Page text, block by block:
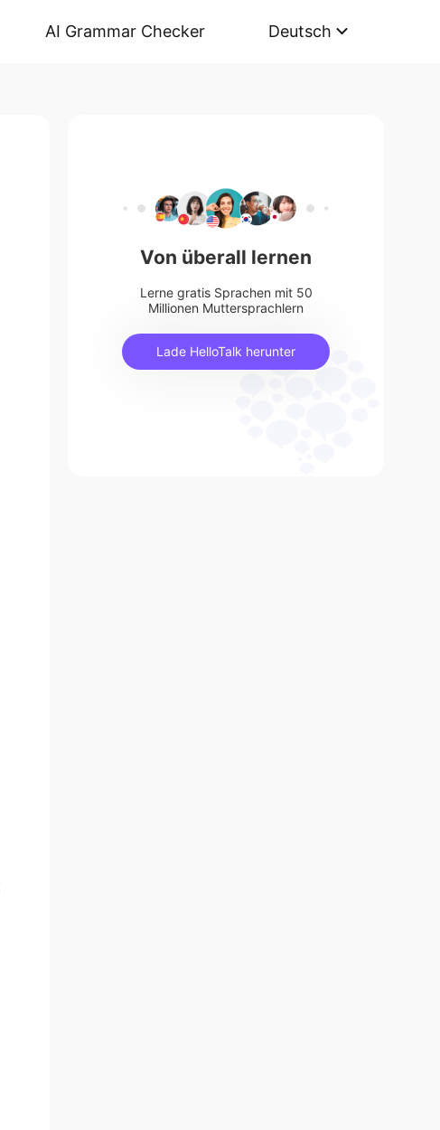
AI Grammar Checker Deutsch
Von überall lernen
Lerne gratis Sprachen mit 50
Millionen Muttersprachlern
Lade HelloTalk herunter